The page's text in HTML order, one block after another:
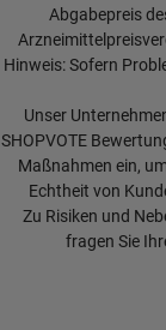
Abgabepreis
Hinweis: Sofern
Unser
SHOPVOTE
Maßnahmen ein,
Echtheit von
Zu Risiken und
fragen Sie